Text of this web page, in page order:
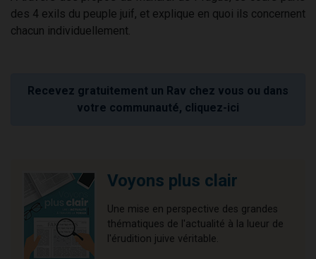
des 4 exils du peuple juif, et explique en quoi ils concernent
chacun individuellement.
Recevez gratuitement un Rav chez vous ou dans
votre communauté, cliquez-ici
Voyons plus clair
Une mise en perspective des grandes
thématiques de l'actualité à la lueur de
l'érudition juive véritable.